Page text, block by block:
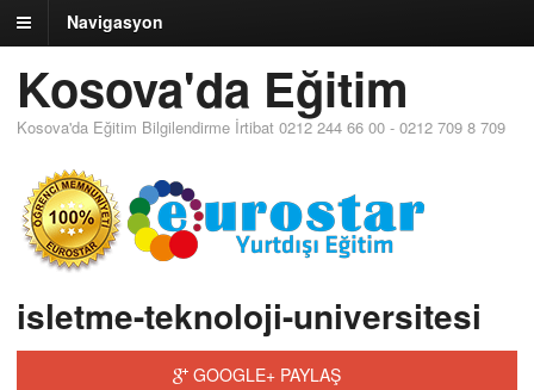
Navigasyon
Kosova'da Eğitim
Kosova'da Eğitim Bilgilendirme İrtibat 0212 244 66 00 - 0212 709 8 709
isletme-teknoloji-universitesi
GOOGLE+ PAYLAŞ